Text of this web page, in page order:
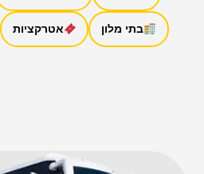
בתי מלון אטרקציות